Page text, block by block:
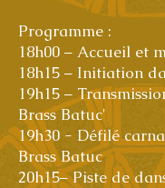
Programme :
18h00 – Accueil et
18h15 – Initiation
19h15 –
Brass Batuc'
19h30 - Défilé
Brass Batuc
20h15– Piste de